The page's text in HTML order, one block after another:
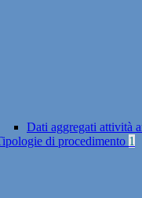
Dati aggregati attività
di procedimento 1